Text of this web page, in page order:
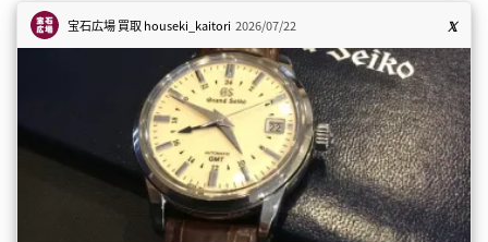
宝石広場 買取houseki_kaitori 2026/07/22